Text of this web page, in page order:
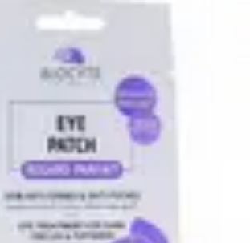
IngrédientsRoutine de soins